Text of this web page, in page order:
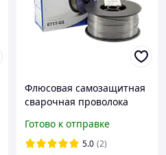
Флюсовая самозащитная
сварочная проволока
E71T-GS (E71T-8)
Готово к отправке
5.0 (2)